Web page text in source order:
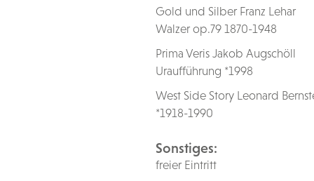
Gold und Silber Franz Lehar
Walzer op.79 1870-1948
Prima Veris Jakob Augschöll
Uraufführung *1998
West Side Story Leonard
*1918-1990
Sonstiges:
freier Eintritt